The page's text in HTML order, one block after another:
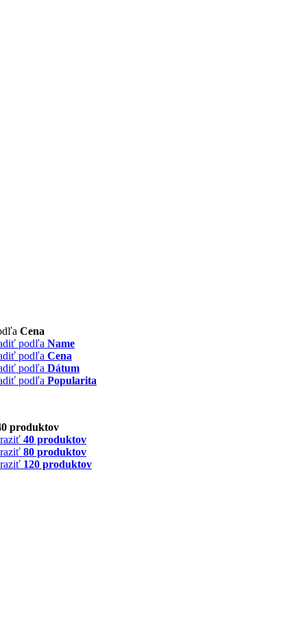
Cena
podľa Name
podľa Cena
podľa Dátum
podľa Popularita
produktov
40 produktov
80 produktov
120 produktov